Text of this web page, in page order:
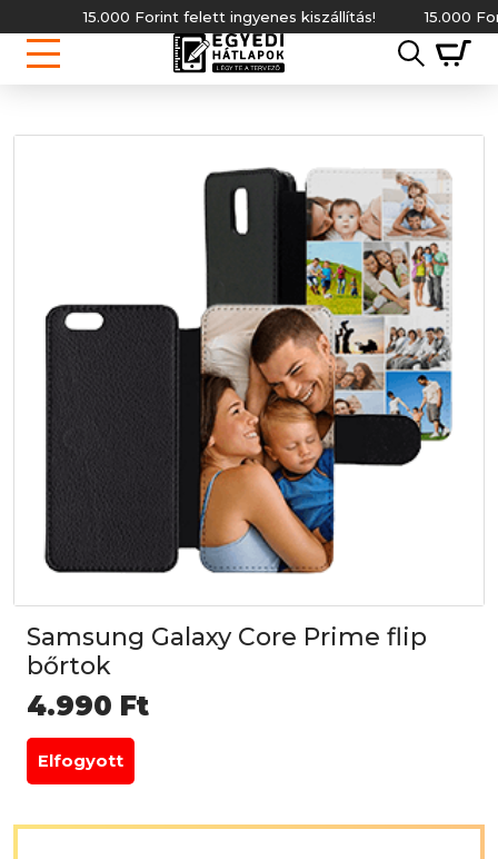
15.000 Forint felett ingyenes kiszállítás! 15.000
Samsung Galaxy Core Prime flip
bőrtok
4.990 Ft
Elfogyott